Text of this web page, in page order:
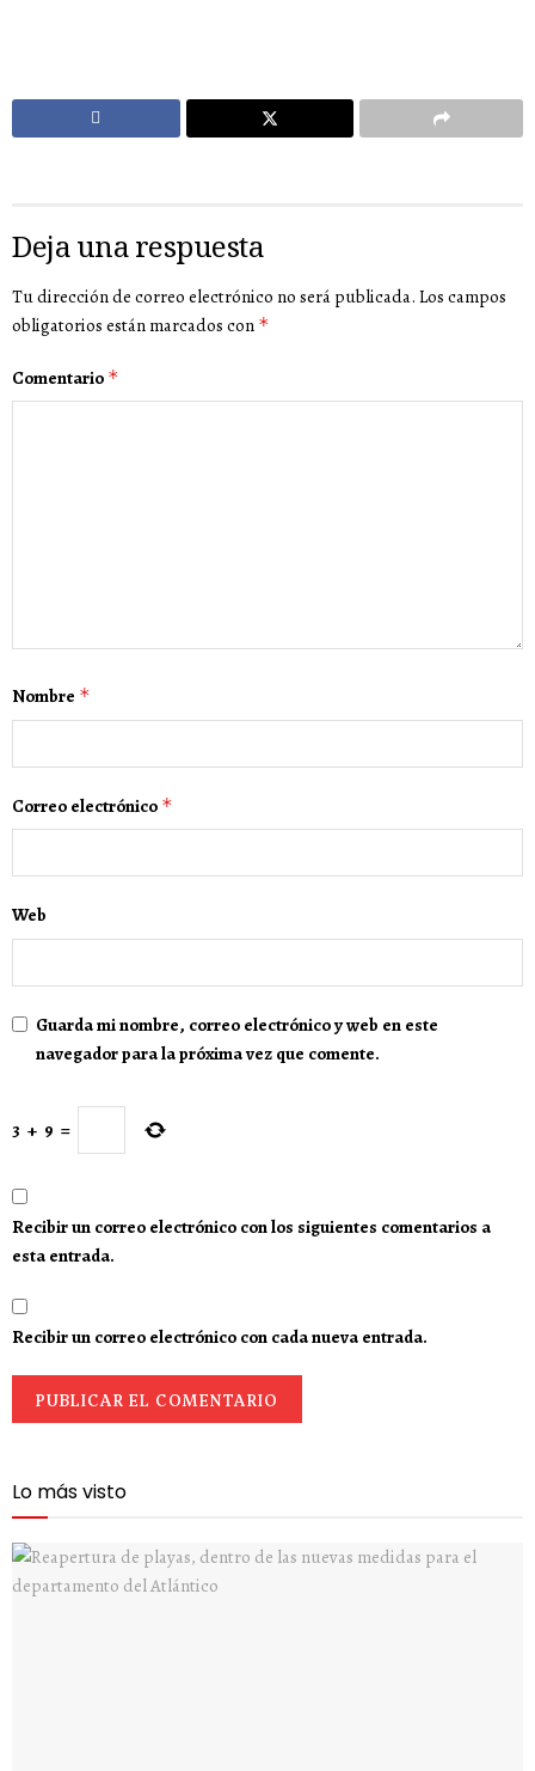
Deja una respuesta
Tu dirección de correo electrónico no será publicada. Los campos
obligatorios están marcados con *
Comentario *
Nombre *
Correo electrónico *
Web
Guarda mi nombre, correo electrónico y web en este
navegador para la próxima vez que comente.
3 + 9 =
Recibir un correo electrónico con los siguientes comentarios a
esta entrada.
Recibir un correo electrónico con cada nueva entrada.
Lo más visto